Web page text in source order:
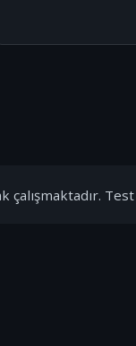
çalışmaktadır.